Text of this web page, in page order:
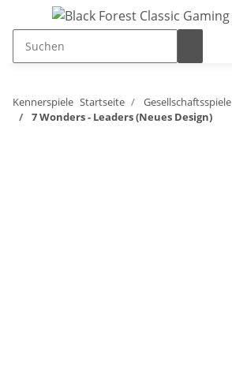
Kennerspiele Startseite Gesellschaftsspiele
7 Wonders - Leaders (Neues Design)